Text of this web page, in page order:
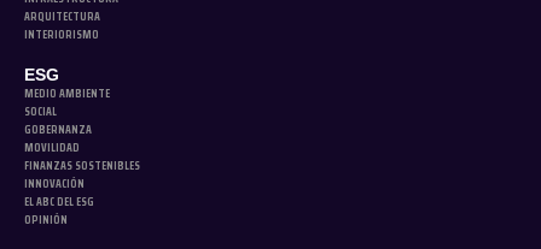
ARQUITECTURA
INTERIORISMO
ESG
MEDIO AMBIENTE
SOCIAL
GOBERNANZA
MOVILIDAD
FINANZAS SOSTENIBLES
INNOVACIÓN
EL ABC DEL ESG
OPINIÓN